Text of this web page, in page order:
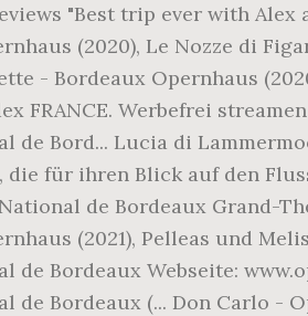
"Best trip ever with
(2020), Le Nozze di
- Bordeaux Opernhaus
FRANCE. Werbefrei
de Bord... Lucia di
die für ihren Blick auf den
de Bordeaux Grand-
(2021), Pelleas und
de Bordeaux Webseite:
de Bordeaux (... Don Carlo -